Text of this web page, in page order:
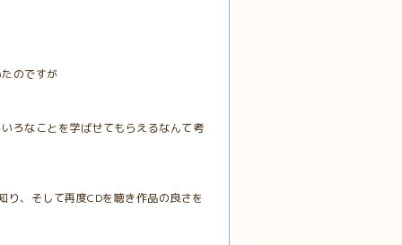
のですが
ろなことを学ばせてもらえるなんて考
、そして再度CDを聴き作品の良さを